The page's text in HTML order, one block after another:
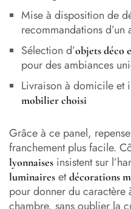
Mise à disposition de
recommandations d’un
Sélection d’objets déco
pour des ambiances
Livraison à domicile et
mobilier choisi
Grâce à ce panel,
franchement plus facile.
lyonnaises insistent sur
luminaires etdécorations
pour donner du caractère
chambre, sans oublier la